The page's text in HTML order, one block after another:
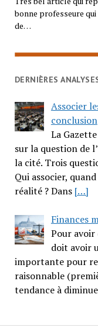
bonne professeure
de…
DERNIÈRES
Associer
conclusion
La
sur la question de
la cité. Trois
Qui associer,
réalité ? Dans […]
Finances
Pour avoir
doit avoir
importante pour
raisonnable
tendance à